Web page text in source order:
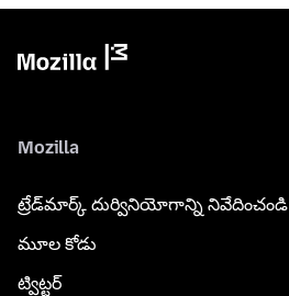
Mozilla
ట్రేడ్‌మార్క్ దుర్వినియోగాన్ని నివేదించండి
మూల కోడు
ట్విట్టర్